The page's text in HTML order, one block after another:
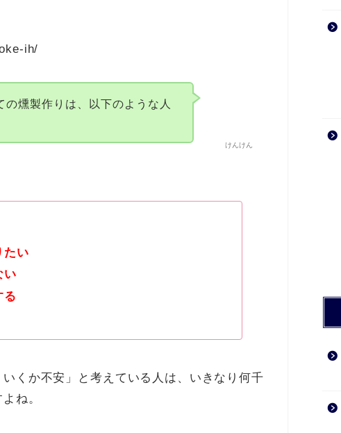
ih/
けんけん
燻製作りは、以下のような人
たい
い
る
くか不安」と考えている人は、いきなり何千
ね。